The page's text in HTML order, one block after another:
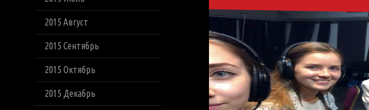
2015 Август
2015 Сентябрь
2015 Октябрь
2015 Декабрь